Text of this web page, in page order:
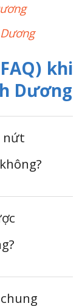
khi
Dương
nứt